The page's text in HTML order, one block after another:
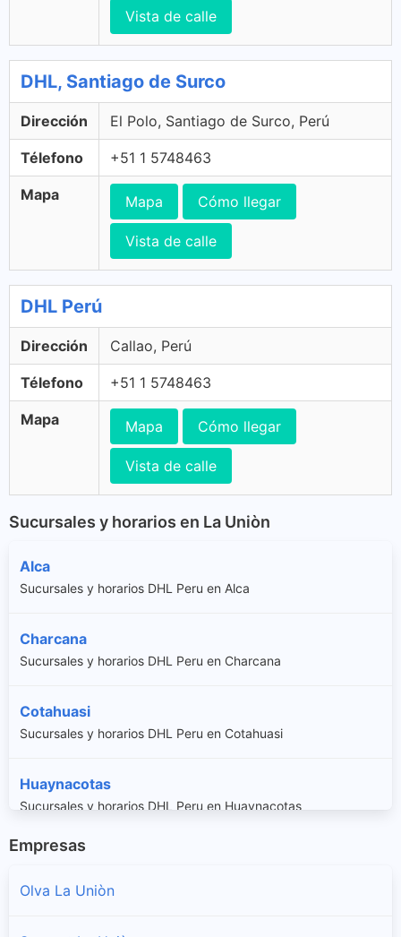
Vista de calle
DHL, Santiago de Surco
Dirección El Polo, Santiago de Surco, Perú
Télefono +51 1 5748463
Mapa Mapa Cómo llegar
Vista de calle
DHL Perú
Dirección Callao, Perú
Télefono +51 1 5748463
Mapa Mapa Cómo llegar
Vista de calle
Sucursales y horarios en La Uniòn
Alca
Sucursales y horarios DHL Peru en Alca
Charcana
Sucursales y horarios DHL Peru en Charcana
Cotahuasi
Sucursales y horarios DHL Peru en Cotahuasi
Huaynacotas
Sucursales y horarios DHL Peru en Huaynacotas
Pampamarca
Empresas
Olva La Uniòn